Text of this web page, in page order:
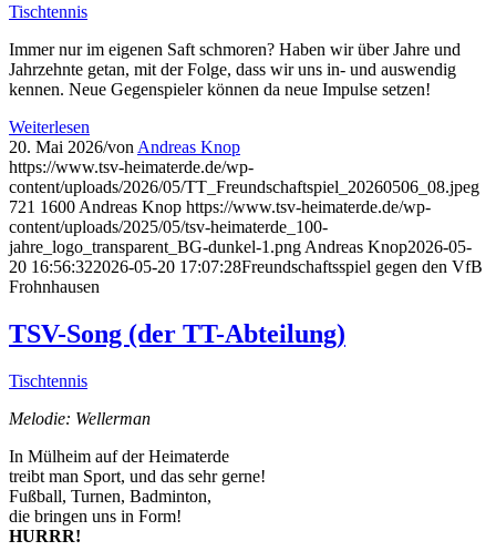
Tischtennis
Immer nur im eigenen Saft schmoren? Haben wir über Jahre und
Jahrzehnte getan, mit der Folge, dass wir uns in- und auswendig
kennen. Neue Gegenspieler können da neue Impulse setzen!
Weiterlesen
20. Mai 2026/von Andreas Knop
https://www.tsv-heimaterde.de/wp-
content/uploads/2026/05/TT_Freundschaftspiel_20260506_08.jpeg
721 1600 Andreas Knop https://www.tsv-heimaterde.de/wp-
content/uploads/2025/05/tsv-heimaterde_100-
jahre_logo_transparent_BG-dunkel-1.png Andreas Knop2026-05-
20 16:56:322026-05-20 17:07:28Freundschaftsspiel gegen den VfB
Frohnhausen
TSV-Song (der TT-Abteilung)
Tischtennis
Melodie: Wellerman
In Mülheim auf der Heimaterde
treibt man Sport, und das sehr gerne!
Fußball, Turnen, Badminton,
die bringen uns in Form!
HURRR!